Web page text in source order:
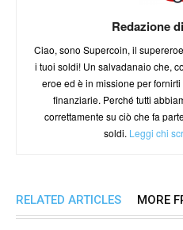
Redazione
Ciao, sono Supercoin, il
i tuoi soldi! Un salvadanaio che,
eroe ed è in missione per
finanziarie. Perché tutti
correttamente su ciò che fa
soldi. Leggi chi
RELATED ARTICLES MORE